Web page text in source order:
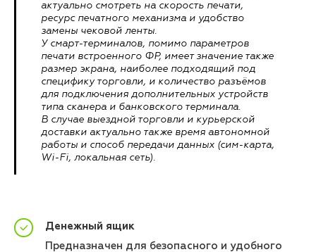
актуально смотреть на скорость печати,
ресурс печатного механизма и удобство
замены чековой ленты.
У смарт-терминалов, помимо параметров
печати встроенного ФР, имеет значение также
размер экрана, наиболее подходящий под
специфику торговли, и количество разъёмов
для подключения дополнительных устройств
типа сканера и банковского терминала.
В случае выездной торговли и курьерской
доставки актуально также время автономной
работы и способ передачи данных (сим-карта,
Wi-Fi, локальная сеть).
Денежный ящик
Предназначен для безопасного и удобного